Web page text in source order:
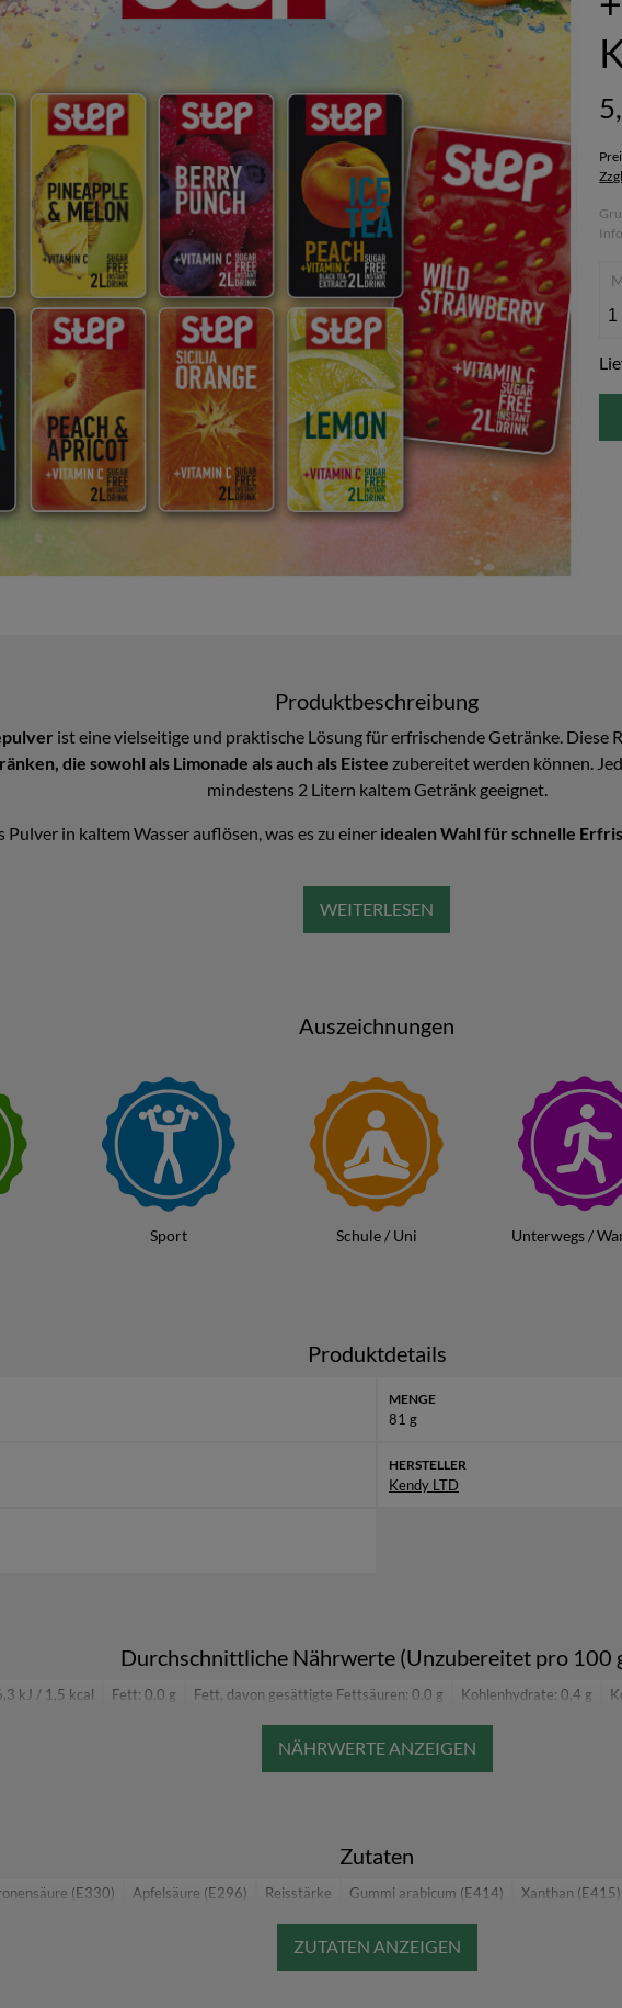
Produktbeschreibung
ist eine vielseitige und praktische Lösung für erfrischende Getränke. Diese
die sowohl als Limonade als auch als Eistee zubereitet werden können.
mindestens 2 Litern kaltem Getränk geeignet.
Pulver in kaltem Wasser auflösen, was es zu einer idealen Wahl für schnelle
Beerenpunch oder klassische Eistee-Variationen wie Pfirsich, Zitrone und
dabei.
Getränk bei warmem Wetter - mit Kendy Step Instant Getränkepulver
Das Produktbild ist ein Beispielbild (es werden nicht mehr alle Sorten
Inhalt vom Set:
- Step Instant Getränkepulver Apfel & Birne +Vitamin C | 9 g
- Step Instant Getränkepulver Ananas & Melone +Vitamin C | 9 g
- Step Instant Getränkepulver Eistee Pfirsich +Vitamin C | 9 g
- Step Instant Getränkepulver Zitrone +Vitamin C | 9 g
findest Du unterKendy LTD
Auszeichnungen
Sport Schule / Uni Unterwegs /
Produktdetails
MENGE
81 g
HERSTELLER
Kendy LTD
Durchschnittliche Nährwerte (Unzubereitet pro 100
kJ / 1,5 kcal Fett: 0,0 g Fett, davon gesättigte Fettsäuren: 0,0 g Kohlenhydrate: 0,4 g
Eiweiß: 0,02 g
Salz: 0,0 g
Zutaten
(E330) Apfelsäure (E296) Reisstärke Gummi arabicum (E414) Xanthan (E415)
Natriumcitrat (E331) Acesulfam-K (E950)
Vitamin C (L-Ascorbinsäure)